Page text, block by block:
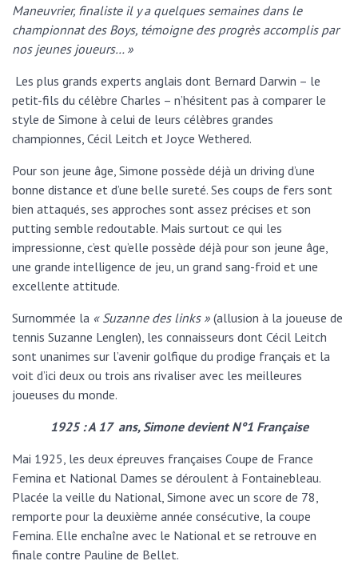
Maneuvrier, finaliste il y a quelques semaines dans le
championnat des Boys, témoigne des progrès accomplis par
nos jeunes joueurs… »
Les plus grands experts anglais dont Bernard Darwin – le
petit-fils du célèbre Charles – n’hésitent pas à comparer le
style de Simone à celui de leurs célèbres grandes
championnes, Cécil Leitch et Joyce Wethered.
Pour son jeune âge, Simone possède déjà un driving d’une
bonne distance et d’une belle sureté. Ses coups de fers sont
bien attaqués, ses approches sont assez précises et son
putting semble redoutable. Mais surtout ce qui les
impressionne, c’est qu’elle possède déjà pour son jeune âge,
une grande intelligence de jeu, un grand sang-froid et une
excellente attitude.
Surnommée la « Suzanne des links » (allusion à la joueuse de
tennis Suzanne Lenglen), les connaisseurs dont Cécil Leitch
sont unanimes sur l’avenir golfique du prodige français et la
voit d’ici deux ou trois ans rivaliser avec les meilleures
joueuses du monde.
1925 : A 17 ans, Simone devient N°1 Française
Mai 1925, les deux épreuves françaises Coupe de France
Femina et National Dames se déroulent à Fontainebleau.
Placée la veille du National, Simone avec un score de 78,
remporte pour la deuxième année consécutive, la coupe
Femina. Elle enchaîne avec le National et se retrouve en
finale contre Pauline de Bellet.